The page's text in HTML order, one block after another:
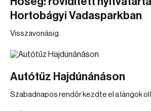
Hortobágyi Vadasparkban
Visszavonásig.
Autótűz Hajdúnánáson
Szabadnapos rendőr kezdte el a lángok